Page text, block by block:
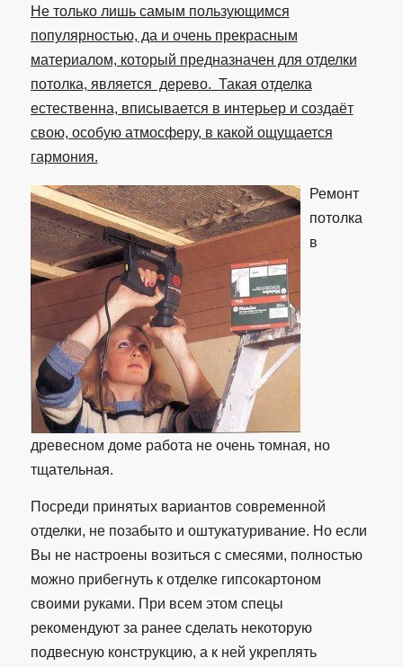
Не только лишь самым пользующимся
популярностью, да и очень прекрасным
материалом, который предназначен для отделки
потолка, является дерево. Такая отделка
естественна, вписывается в интерьер и создаёт
свою, особую атмосферу, в какой ощущается
гармония.
Ремонт
потолка
в
древесном доме работа не очень томная, но
тщательная.
Посреди принятых вариантов современной
отделки, не позабыто и оштукатуривание. Но если
Вы не настроены возиться с смесями, полностью
можно прибегнуть к отделке гипсокартоном
своими руками. При всем этом спецы
рекомендуют за ранее сделать некоторую
подвесную конструкцию, а к ней укреплять